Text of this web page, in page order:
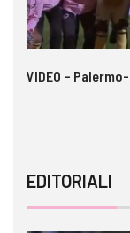
VIDEO –
EDITORIALI